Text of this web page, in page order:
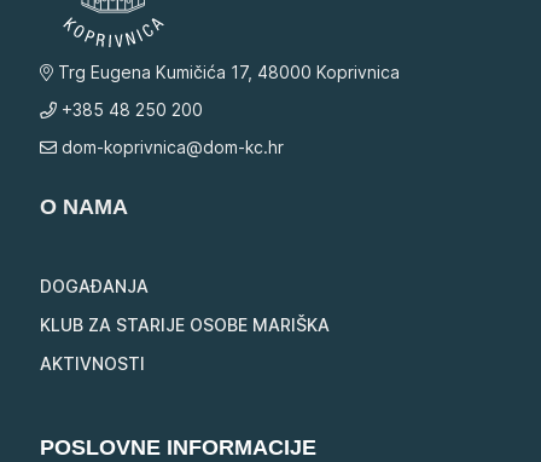
Trg Eugena Kumičića 17, 48000 Koprivnica
+385 48 250 200
dom-koprivnica@dom-kc.hr
O NAMA
DOGAĐANJA
KLUB ZA STARIJE OSOBE MARIŠKA
AKTIVNOSTI
POSLOVNE INFORMACIJE